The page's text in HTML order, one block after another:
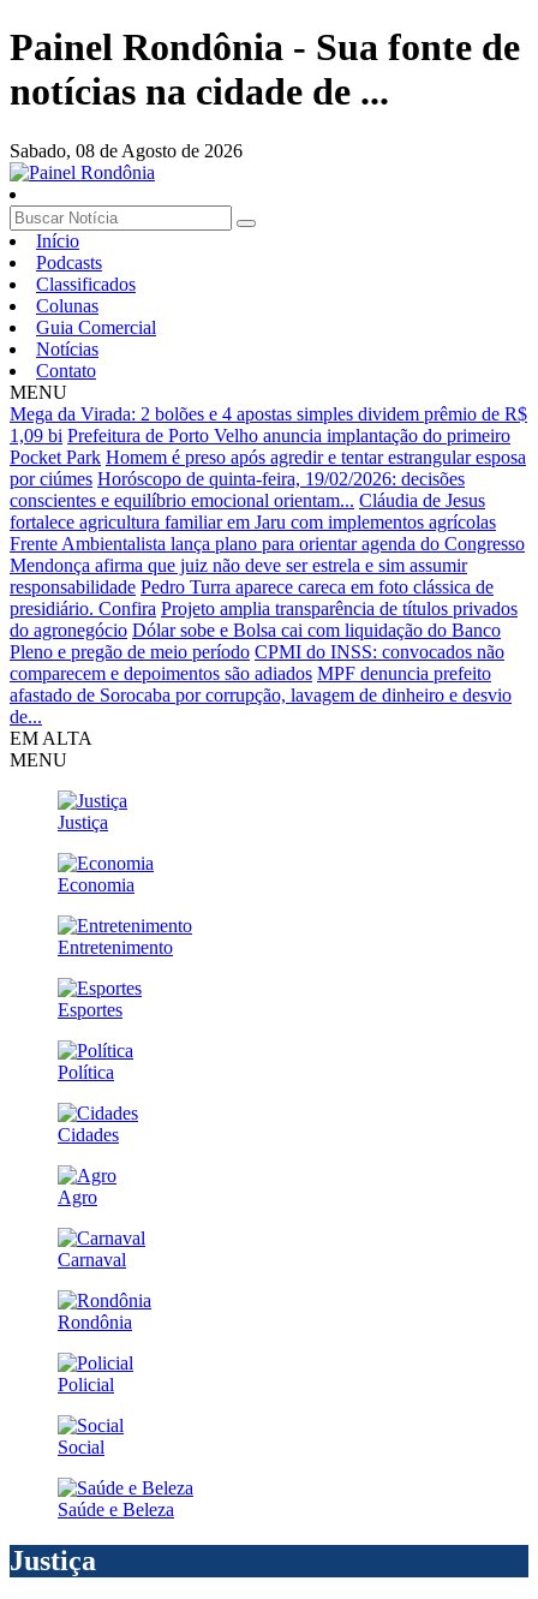
Painel Rondônia - Sua fonte de
notícias na cidade de ...
Sabado, 08 de Agosto de 2026
Início
Podcasts
Classificados
Colunas
Guia Comercial
Notícias
Contato
MENU
Mega da Virada: 2 bolões e 4 apostas simples dividem prêmio de R$
1,09 bi Prefeitura de Porto Velho anuncia implantação do primeiro
Pocket Park Homem é preso após agredir e tentar estrangular esposa
por ciúmes Horóscopo de quinta-feira, 19/02/2026: decisões
conscientes e equilíbrio emocional orientam... Cláudia de Jesus
fortalece agricultura familiar em Jaru com implementos agrícolas
Frente Ambientalista lança plano para orientar agenda do Congresso
Mendonça afirma que juiz não deve ser estrela e sim assumir
responsabilidade Pedro Turra aparece careca em foto clássica de
presidiário. Confira Projeto amplia transparência de títulos privados
do agronegócio Dólar sobe e Bolsa cai com liquidação do Banco
Pleno e pregão de meio período CPMI do INSS: convocados não
comparecem e depoimentos são adiados MPF denuncia prefeito
afastado de Sorocaba por corrupção, lavagem de dinheiro e desvio
de...
EM ALTA
MENU
Justiça
Economia
Entretenimento
Esportes
Política
Cidades
Agro
Carnaval
Rondônia
Policial
Social
Saúde e Beleza
Justiça